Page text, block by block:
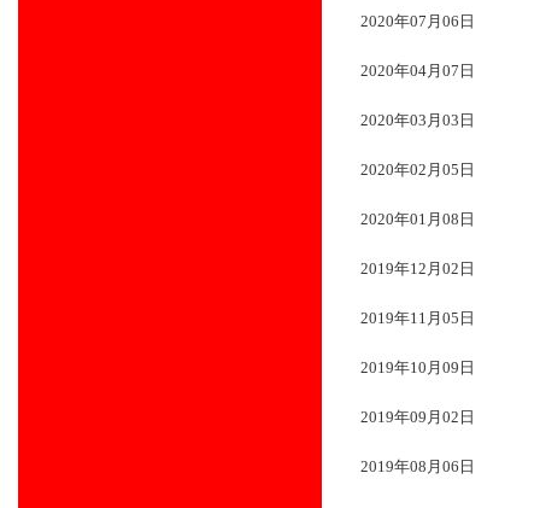
2020年07月06日
2020年04月07日
2020年03月03日
2020年02月05日
2020年01月08日
2019年12月02日
2019年11月05日
2019年10月09日
2019年09月02日
2019年08月06日